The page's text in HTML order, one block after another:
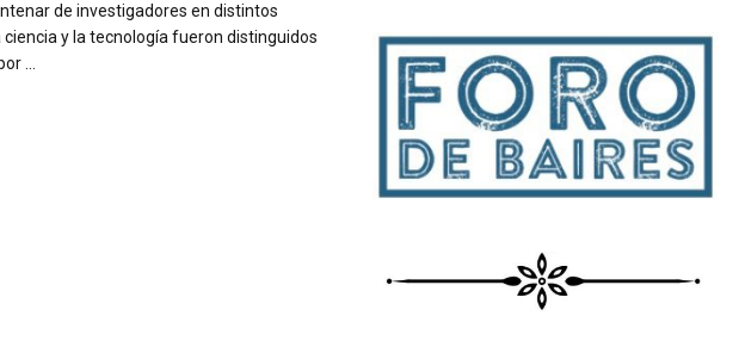
de investigadores en distintos
ciencia y la tecnología fueron distinguidos
...